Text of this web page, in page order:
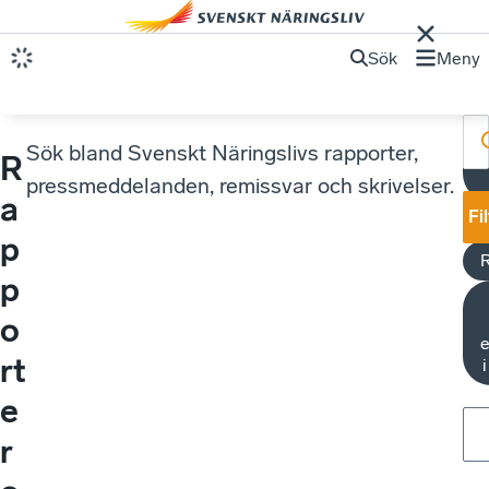
Sök Meny
R
a
p
p
o
rt
e
r
Sök bland Svenskt Näringslivs rapporter,
pressmeddelanden, remissvar och skrivelser.